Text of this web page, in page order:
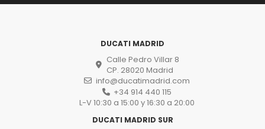
DUCATI MADRID
Calle Pedro Villar 8
CP. 28020 Madrid
info@ducatimadrid.com
+34 914 440 115
L-V 10:30 a 15:00 y 16:30 a 20:00
DUCATI MADRID SUR